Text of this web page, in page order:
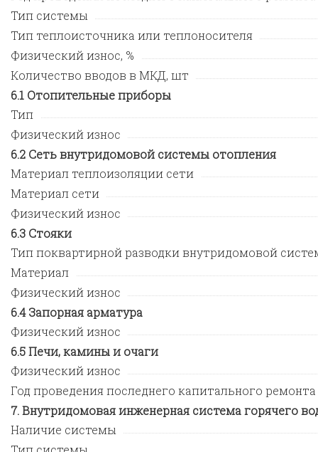
Тип системы
Тип теплоисточника или теплоносителя
Физический износ, %
Количество вводов в МКД, шт
Отопительные приборы
Тип
Физический износ
Сеть внутридомовой системы отопления
Материал теплоизоляции сети
Материал сети
Физический износ
Стояки
Тип поквартирной разводки внутридомовой
Материал
Физический износ
Запорная арматура
Физический износ
Печи, камины и очаги
Физический износ
Год проведения последнего капитального ремонта
Внутридомовая инженерная система горячего
Наличие системы